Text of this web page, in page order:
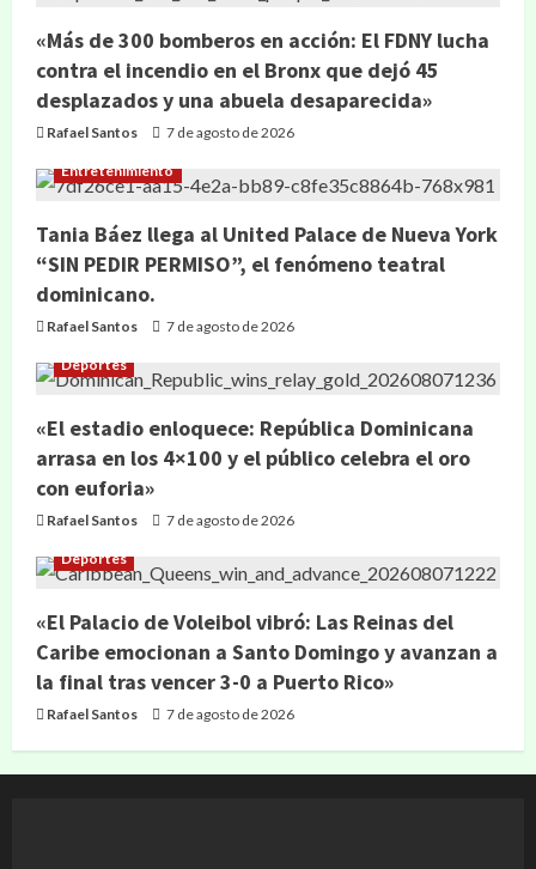
«Más de 300 bomberos en acción: El FDNY lucha
contra el incendio en el Bronx que dejó 45
desplazados y una abuela desaparecida»
Rafael Santos 7 de agosto de 2026
Entretenimiento
Tania Báez llega al United Palace de Nueva York
“SIN PEDIR PERMISO”, el fenómeno teatral
dominicano.
Rafael Santos 7 de agosto de 2026
Deportes
«El estadio enloquece: República Dominicana
arrasa en los 4×100 y el público celebra el oro
con euforia»
Rafael Santos 7 de agosto de 2026
Deportes
«El Palacio de Voleibol vibró: Las Reinas del
Caribe emocionan a Santo Domingo y avanzan a
la final tras vencer 3-0 a Puerto Rico»
Rafael Santos 7 de agosto de 2026